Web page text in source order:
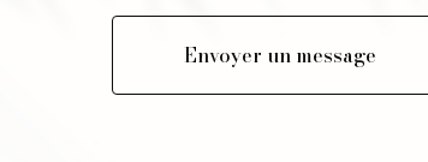
Envoyer un message